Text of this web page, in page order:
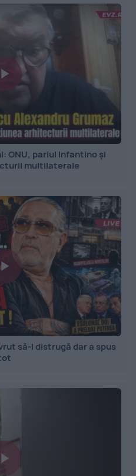
ONU, pariul Infantino și
multilaterale
să-l distrugă dar a spus